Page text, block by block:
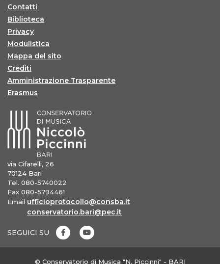
Contatti
Biblioteca
Privacy
Modulistica
Mappa del sito
Crediti
Amministrazione Trasparente
Erasmus
via Cifarelli, 26
70124 Bari
Tel. 080-5740022
Fax 080-5794461
Email ufficioprotocollo@consba.it
conservatorio.bari@pec.it
SEGUICI SU
© Conservatorio di Musica "N. Piccinni" - BARI